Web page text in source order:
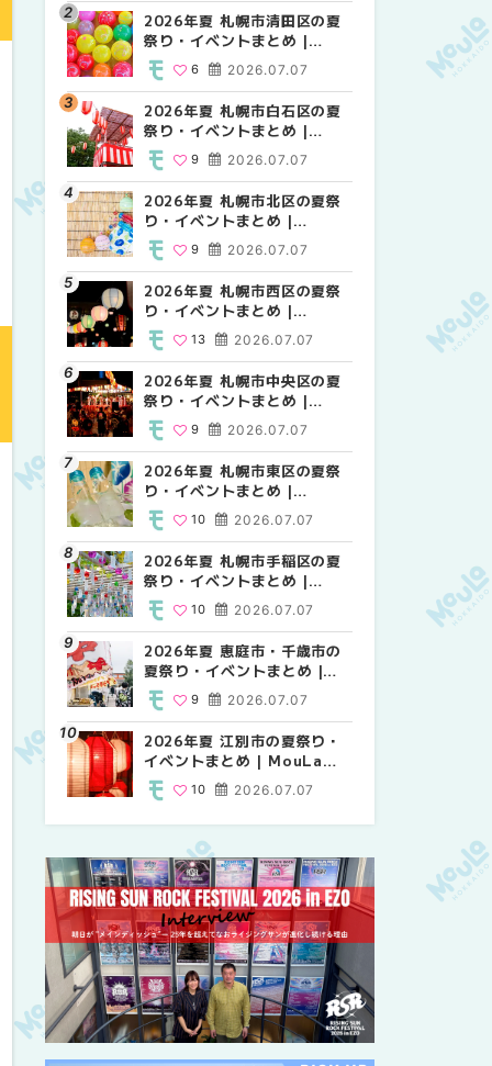
2026年夏 札幌市清田区の夏
祭り・イベントまとめ |
MouLa HOKKAIDO
2026.07.07
6
2026年夏 札幌市白石区の夏
祭り・イベントまとめ |
MouLa HOKKAIDO
2026.07.07
9
2026年夏 札幌市北区の夏祭
り・イベントまとめ |
MouLa HOKKAIDO
2026.07.07
9
2026年夏 札幌市西区の夏祭
り・イベントまとめ |
MouLa HOKKAIDO
2026.07.07
13
2026年夏 札幌市中央区の夏
祭り・イベントまとめ |
MouLa HOKKAIDO
2026.07.07
9
2026年夏 札幌市東区の夏祭
り・イベントまとめ |
MouLa HOKKAIDO
2026.07.07
10
2026年夏 札幌市手稲区の夏
祭り・イベントまとめ |
MouLa HOKKAIDO
2026.07.07
10
2026年夏 恵庭市・千歳市の
夏祭り・イベントまとめ |
MouLa HOKKAIDO
2026.07.07
9
2026年夏 江別市の夏祭り・
イベントまとめ | MouLa
HOKKAIDO 2026.07.07
10
HOKKAIDO
2026年夏 札幌市白石区の夏
祭り・イベントまとめ |
9
2026年夏 札幌市西区の夏祭
り・イベントまとめ |
13
2026年夏 札幌市北区の夏祭
り・イベントまとめ |
9
2026年夏 札幌市豊平区の夏
祭り・イベントまとめ |
9
2026年夏 札幌市清田区の夏
祭り・イベントまとめ |
6
2026年夏 札幌市手稲区の夏
祭り・イベントまとめ |
10
2026年夏 札幌市南区の夏祭
り・イベントまとめ |
8
2026年夏 札幌市中央区の夏
祭り・イベントまとめ |
9
札幌の麻辣湯（マーラータ
ン）おすすめ専門店9選！本
徹底比較 | MouLa
5
HOKKAIDO
2026年夏 札幌市北区の夏祭
り・イベントまとめ |
9
2026年夏 札幌市白石区の夏
祭り・イベントまとめ |
9
2026年夏 札幌市西区の夏祭
り・イベントまとめ |
13
2026年夏 札幌市清田区の夏
祭り・イベントまとめ |
6
2026年夏 札幌市手稲区の夏
祭り・イベントまとめ |
10
2026年夏 札幌市豊平区の夏
祭り・イベントまとめ |
9
2026年夏 札幌市東区の夏祭
り・イベントまとめ |
10
2026年夏 札幌市南区の夏祭
り・イベントまとめ |
8
札幌の麻辣湯（マーラータ
ン）おすすめ専門店6選！本
徹底比較 | MouLa
5